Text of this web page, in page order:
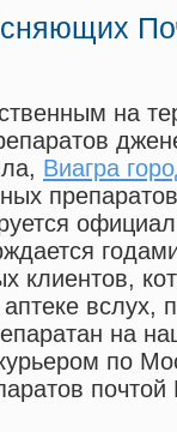
на
, Виагра
препаратов
клиентов,
вслух,
на
по